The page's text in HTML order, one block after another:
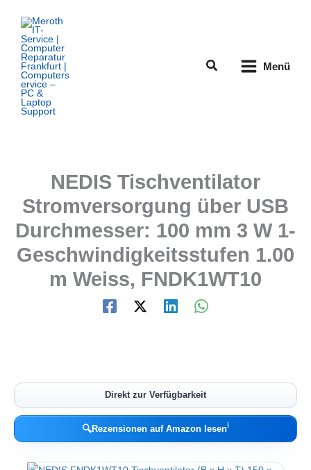
Inhalt
springen
Suchen Menü
NEDIS Tischventilator
Stromversorgung über USB
Durchmesser: 100 mm 3 W 1-
Geschwindigkeitsstufen 1.00
m Weiss, FNDK1WT10
Direkt zur Verfügbarkeit
🔍Rezensionen auf Amazon lesenℹ︎